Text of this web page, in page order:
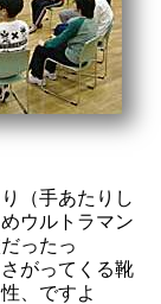
（手あたりし
ウルトラマン
ったっ
がってくる靴
、ですよ